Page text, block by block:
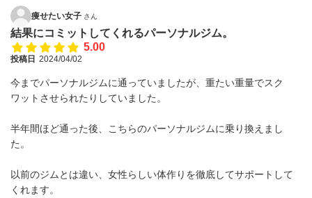
痩せたい女子 さん
結果にコミットしてくれるパーソナルジム。
5.00
投稿日 2024/04/02
今までパーソナルジムに通っていましたが、重たい重量でスク
ワットさせられたりしていました。
半年間ほど通った後、こちらのパーソナルジムに乗り換えまし
た。
以前のジムとは違い、女性らしい体作りを徹底してサポートして
くれます。